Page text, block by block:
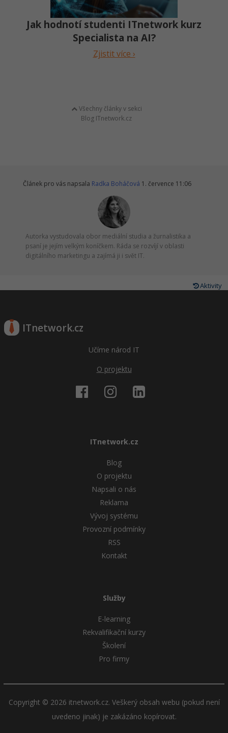
Jak hodnotí studenti ITnetwork kurz
Specialista na AI?
Zjistit více ›
Všechny články v sekci
Blog ITnetwork.cz
Článek pro vás napsala Radka Boháčová 1. července 11:06
Autorka vystudovala obor mediální studia a žurnalistika a
psaní je jejím velkým koníčkem. Ráda se rozvíjí v oblasti
digitálního marketingu a zajímá ji i svět IT.
Aktivity
ITnetwork.cz
Učíme národ IT
O projektu
ITnetwork.cz
Blog
O projektu
Napsali o nás
Reklama
Vývoj systému
Provozní podmínky
RSS
Kontakt
Služby
E-learning
Rekvalifikační kurzy
Školení
Pro firmy
Copyright © 2026 itnetwork.cz. Veškerý obsah webu (pokud není
uvedeno jinak) je zakázáno kopírovat.